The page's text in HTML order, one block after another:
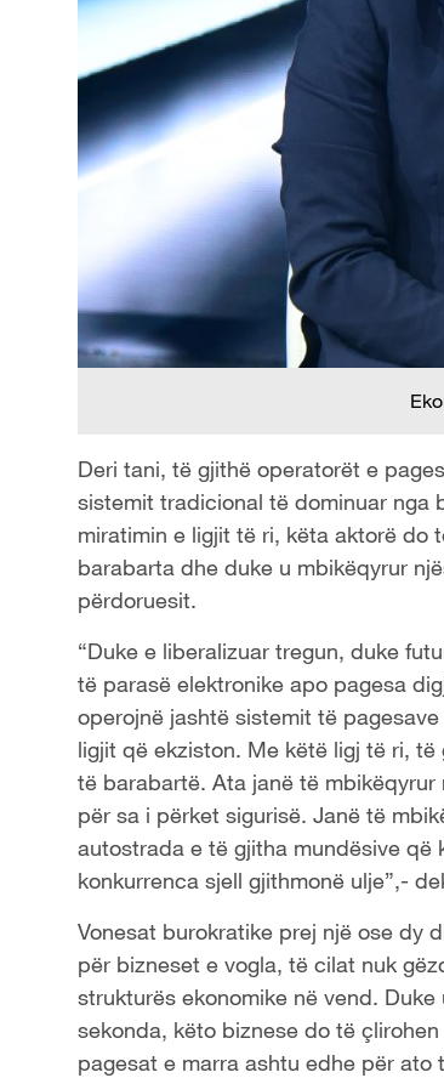
Deri tani, të gjithë operatorët e
sistemit tradicional të dominuar nga
miratimin e ligjit të ri, këta aktorë do
barabarta dhe duke u mbikëqyrur
përdoruesit.
“Duke e liberalizuar tregun, duke
të parasë elektronike apo pagesa
operojnë jashtë sistemit të
ligjit që ekziston. Me këtë ligj të ri,
të barabartë. Ata janë të
për sa i përket sigurisë. Janë të
autostrada e të gjitha mundësive që
konkurrenca sjell gjithmonë ulje”,-
Vonesat burokratike prej një ose dy
për bizneset e vogla, të cilat nuk
strukturës ekonomike në vend.
sekonda, këto biznese do të
pagesat e marra ashtu edhe për ato